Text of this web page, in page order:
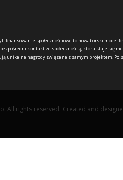
finansowanie społecznościowe to nowatorski model
kontakt ze społecznością, która staje się
unikalne nagrody związane z samym projektem.
All rights reserved. Created and